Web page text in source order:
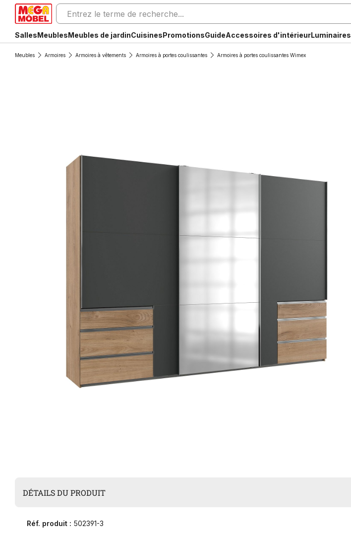
SallesMeublesMeubles de jardinCuisinesPromotionsGuideAccessoires d'intérieurLuminaires
Meubles Armoires Armoires à vêtements Armoires à portes coulissantes Armoires à portes coulissantes Wimex
DÉTAILS DU PRODUIT
Réf. produit : 502391-3